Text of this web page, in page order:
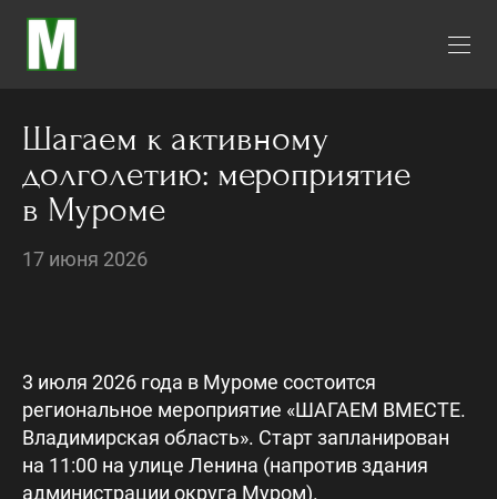
Шагаем к активному
долголетию: мероприятие
в Муроме
17 июня 2026
3 июля 2026 года в Муроме состоится
региональное мероприятие «ШАГАЕМ ВМЕСТЕ.
Владимирская область». Старт запланирован
на 11:00 на улице Ленина (напротив здания
администрации округа Муром).